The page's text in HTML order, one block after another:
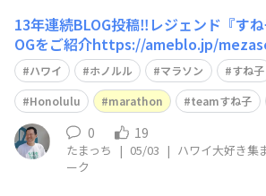
13年連続BLOG投稿‼️レジェンド『す
OGをご紹介https://ameblo.jp/
ハワイ ホノルル マラソン すね子
Honolulu
marathon teamすね子
0 19
たまっち | 05/03 | ハワイ大好き集
ーク